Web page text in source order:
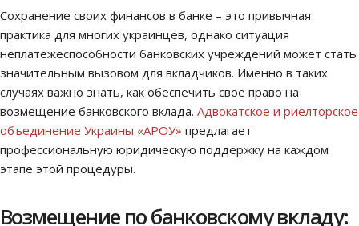
Сохранение своих финансов в банке – это привычная
практика для многих украинцев, однако ситуация
неплатежеспособности банковских учреждений может стать
значительным вызовом для вкладчиков. Именно в таких
случаях важно знать, как обеспечить свое право на
возмещение банковского вклада. Адвокатское и риелторское
объединение Украины «АРОУ» предлагает
профессиональную юридическую поддержку на каждом
этапе этой процедуры.
Возмещение по банковскому вкладу: